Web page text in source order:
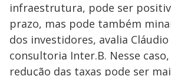
infraestrutura, pode ser
prazo, mas pode também
dos investidores, avalia
consultoria Inter.B. Nesse
redução das taxas pode ser